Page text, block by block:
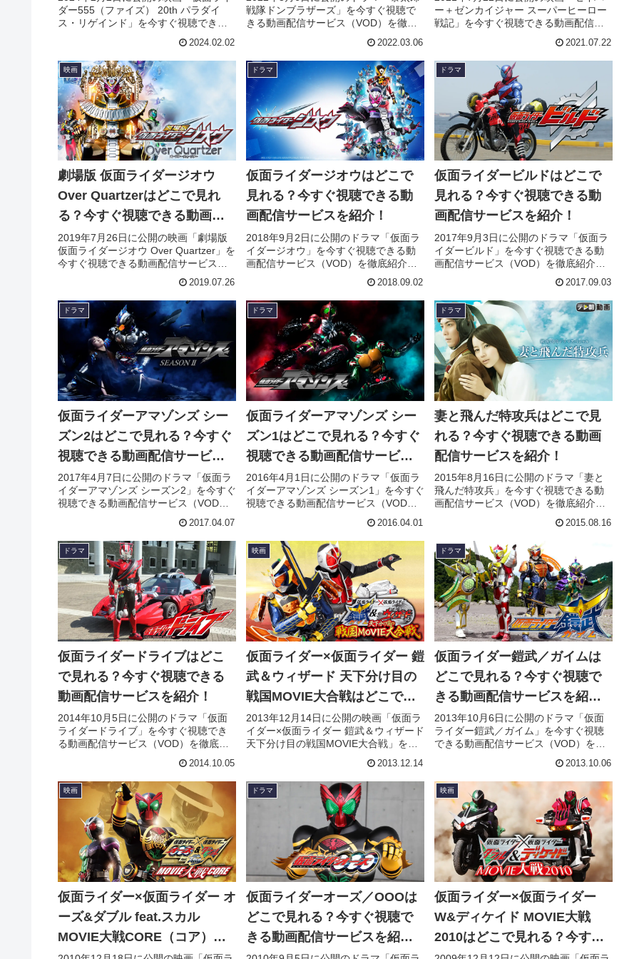
介！
ダー555（ファイズ） 20th パラダイ
ス・リゲインド」を今すぐ視聴できる
介。あらすじやキャスト・声優、スタ
ッフ、主題歌の情報はもちろん、実際
に見た人の感想やレビューもまとめて
います。
2024.02.02
戦隊ドンブラザーズ」を今すぐ視聴で
きる動画配信サービス（VOD）を徹底
タッフ、主題歌の情報はもちろん、実
際に見た人の感想やレビューもまとめ
ています。
2022.03.06
ー＋ゼンカイジャー スーパーヒーロー
戦記」を今すぐ視聴できる動画配信サ
やキャスト・声優、スタッフ、主題歌
の情報はもちろん、実際に見た人の感
想やレビューもまとめています。
2021.07.22
映画
劇場版 仮面ライダージオウ
Over Quartzerはどこで見れ
る？今すぐ視聴できる動画配
信サービスを紹介！
2019年7月26日に公開の映画「劇場版
仮面ライダージオウ Over Quartzer」を
今すぐ視聴できる動画配信サービス
（VOD）を徹底紹介。あらすじやキャ
スト・声優、スタッフ、主題歌の情報
はもちろん、実際に見た人の感想やレ
ビューもまとめています。
2019.07.26
ドラマ
仮面ライダージオウはどこで
見れる？今すぐ視聴できる動
画配信サービスを紹介！
2018年9月2日に公開のドラマ「仮面ラ
イダージオウ」を今すぐ視聴できる動
画配信サービス（VOD）を徹底紹介。
あらすじやキャスト・声優、スタッ
フ、主題歌の情報はもちろん、実際に
見た人の感想やレビューもまとめてい
ます。
2018.09.02
ドラマ
仮面ライダービルドはどこで
見れる？今すぐ視聴できる動
画配信サービスを紹介！
2017年9月3日に公開のドラマ「仮面ラ
イダービルド」を今すぐ視聴できる動
画配信サービス（VOD）を徹底紹介。
あらすじやキャスト・声優、スタッ
フ、主題歌の情報はもちろん、実際に
見た人の感想やレビューもまとめてい
ます。
2017.09.03
ドラマ
仮面ライダーアマゾンズ シー
ズン2はどこで見れる？今すぐ
視聴できる動画配信サービス
を紹介！
2017年4月7日に公開のドラマ「仮面ラ
イダーアマゾンズ シーズン2」を今すぐ
視聴できる動画配信サービス（VOD）
を徹底紹介。あらすじやキャスト・声
優、スタッフ、主題歌の情報はもちろ
ん、実際に見た人の感想やレビューも
まとめています。
2017.04.07
ドラマ
仮面ライダーアマゾンズ シー
ズン1はどこで見れる？今すぐ
視聴できる動画配信サービス
を紹介！
2016年4月1日に公開のドラマ「仮面ラ
イダーアマゾンズ シーズン1」を今すぐ
視聴できる動画配信サービス（VOD）
を徹底紹介。あらすじやキャスト・声
優、スタッフ、主題歌の情報はもちろ
ん、実際に見た人の感想やレビューも
まとめています。
2016.04.01
ドラマ
妻と飛んだ特攻兵はどこで見
れる？今すぐ視聴できる動画
配信サービスを紹介！
2015年8月16日に公開のドラマ「妻と
飛んだ特攻兵」を今すぐ視聴できる動
画配信サービス（VOD）を徹底紹介。
あらすじやキャスト・声優、スタッ
フ、主題歌の情報はもちろん、実際に
見た人の感想やレビューもまとめてい
ます。
2015.08.16
ドラマ
仮面ライダードライブはどこ
で見れる？今すぐ視聴できる
動画配信サービスを紹介！
2014年10月5日に公開のドラマ「仮面
ライダードライブ」を今すぐ視聴でき
る動画配信サービス（VOD）を徹底紹
ッフ、主題歌の情報はもちろん、実際
に見た人の感想やレビューもまとめて
います。
2014.10.05
映画
仮面ライダー×仮面ライダー 鎧
武＆ウィザード 天下分け目の
戦国MOVIE大合戦はどこで見
れる？今すぐ視聴できる動画
配信サービスを紹介！
2013年12月14日に公開の映画「仮面ラ
イダー×仮面ライダー 鎧武＆ウィザード
天下分け目の戦国MOVIE大合戦」を今
（VOD）を徹底紹介。あらすじやキャ
スト・声優、スタッフ、主題歌の情報
はもちろん、実際に見た人の感想やレ
ビューもまとめています。
2013.12.14
ドラマ
仮面ライダー鎧武／ガイムは
どこで見れる？今すぐ視聴で
きる動画配信サービスを紹
介！
2013年10月6日に公開のドラマ「仮面
ライダー鎧武／ガイム」を今すぐ視聴
できる動画配信サービス（VOD）を徹
スタッフ、主題歌の情報はもちろん、
実際に見た人の感想やレビューもまと
めています。
2013.10.06
映画
仮面ライダー×仮面ライダー オ
ーズ&ダブル feat.スカル
MOVIE大戦CORE（コア）は
ドラマ
仮面ライダーオーズ／OOOは
どこで見れる？今すぐ視聴で
きる動画配信サービスを紹
映画
仮面ライダー×仮面ライダー
W&ディケイド MOVIE大戦
2010はどこで見れる？今すぐ